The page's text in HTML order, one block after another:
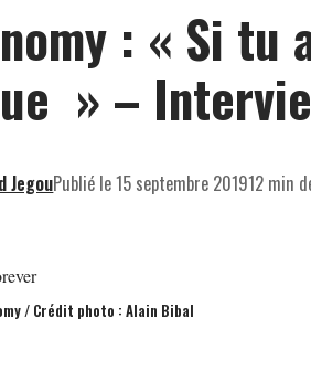
: « Si
» –
JegouPublié le 15 septembre 201912 min
/ Crédit photo : Alain Bibal